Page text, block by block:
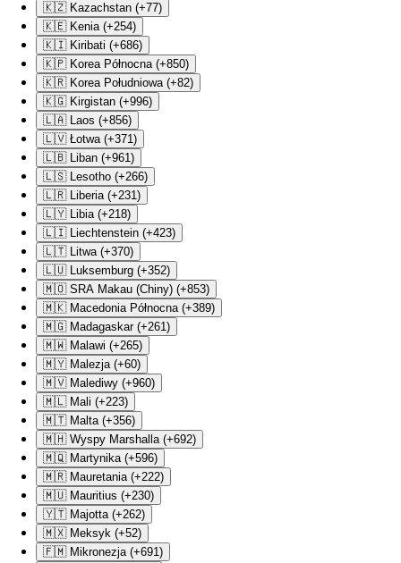
🇰🇿 Kazachstan (+77)
🇰🇪 Kenia (+254)
🇰🇮 Kiribati (+686)
🇰🇵 Korea Północna (+850)
🇰🇷 Korea Południowa (+82)
🇰🇬 Kirgistan (+996)
🇱🇦 Laos (+856)
🇱🇻 Łotwa (+371)
🇱🇧 Liban (+961)
🇱🇸 Lesotho (+266)
🇱🇷 Liberia (+231)
🇱🇾 Libia (+218)
🇱🇮 Liechtenstein (+423)
🇱🇹 Litwa (+370)
🇱🇺 Luksemburg (+352)
🇲🇴 SRA Makau (Chiny) (+853)
🇲🇰 Macedonia Północna (+389)
🇲🇬 Madagaskar (+261)
🇲🇼 Malawi (+265)
🇲🇾 Malezja (+60)
🇲🇻 Malediwy (+960)
🇲🇱 Mali (+223)
🇲🇹 Malta (+356)
🇲🇭 Wyspy Marshalla (+692)
🇲🇶 Martynika (+596)
🇲🇷 Mauretania (+222)
🇲🇺 Mauritius (+230)
🇾🇹 Majotta (+262)
🇲🇽 Meksyk (+52)
🇫🇲 Mikronezja (+691)